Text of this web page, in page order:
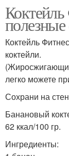
Коктейль
коктейли.
легко можете
Сохрани на
Банановый
62 ккал/100 гр.
Ингредиенты: